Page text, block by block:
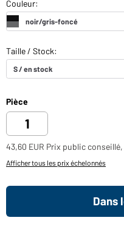
Pièce
43,60 EUR Prix public
Afficher tous les prix échelonnés
Dans